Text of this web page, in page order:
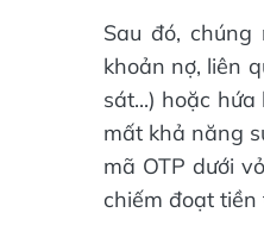
Sau đó,
khoản nợ, liên
sát...) hoặc
mất khả năng
mã OTP dưới
chiếm đoạt